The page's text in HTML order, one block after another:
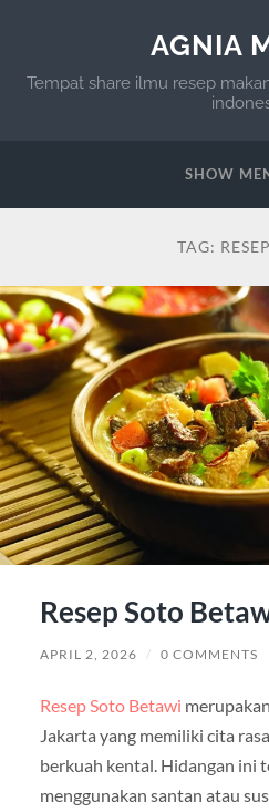
AGNIA
Tempat share ilmu resep
SHOW
TAG:
Resep Soto
APRIL 2, 2026 / 0 COMMENTS
Resep Soto Betawi
Jakarta yang memiliki cita
berkuah kental. Hidangan ini
menggunakan santan atau